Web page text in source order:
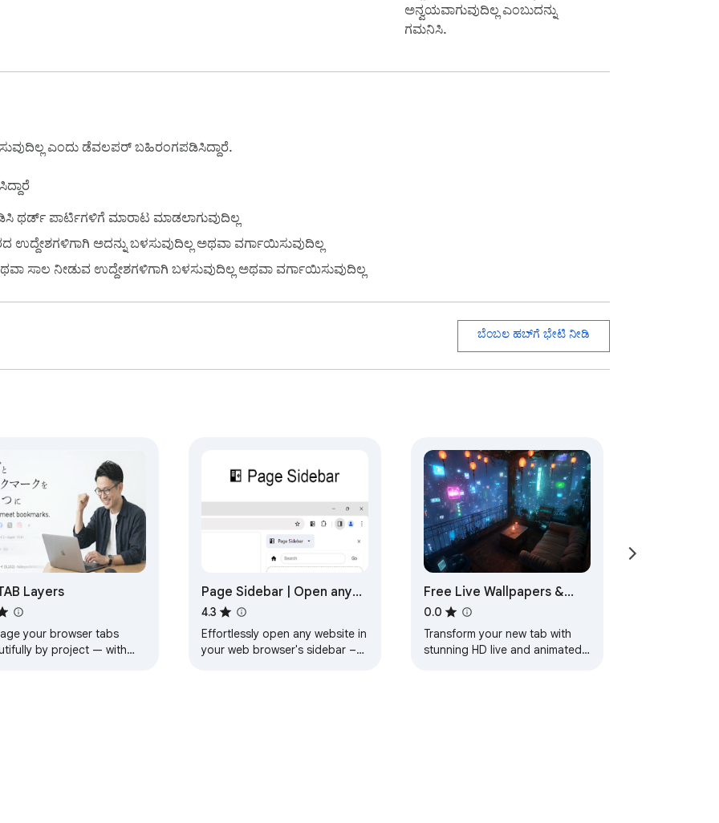
ಅನ್ವಯವಾಗುವುದಿಲ್ಲ ಎಂಬುದನ್ನು
ಗಮನಿಸಿ.
ಎಂದು ಡೆವಲಪರ್ ಬಹಿರಂಗಪಡಿಸಿದ್ದಾರೆ.
ಥರ್ಡ್ ಪಾರ್ಟಿಗಳಿಗೆ ಮಾರಾಟ ಮಾಡಲಾಗುವುದಿಲ್ಲ
ಅದನ್ನು ಬಳಸುವುದಿಲ್ಲ ಅಥವಾ ವರ್ಗಾಯಿಸುವುದಿಲ್ಲ
ಸಾಲ ನೀಡುವ ಉದ್ದೇಶಗಳಿಗಾಗಿ ಬಳಸುವುದಿಲ್ಲ ಅಥವಾ ವರ್ಗಾಯಿಸುವುದಿಲ್ಲ
ಬೆಂಬಲ ಹಬ್‌ಗೆ ಭೇಟಿ ನೀಡಿ
Layers
your browser tabs
by project — with
Page Sidebar | Open any
page in side panel
4.3
Effortlessly open any website in
your web browser's sidebar –
Free Live Wallpapers &
Animated Wallpapers
0.0
Transform your new tab with
stunning HD live and animated